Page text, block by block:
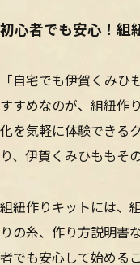
初心者でも安心！組
「自宅でも伊賀くみ
すすめなのが、組紐作
化を気軽に体験できる
り、伊賀くみひももそ
組紐作りキットには、
りの糸、作り方説明書
者でも安心して始める